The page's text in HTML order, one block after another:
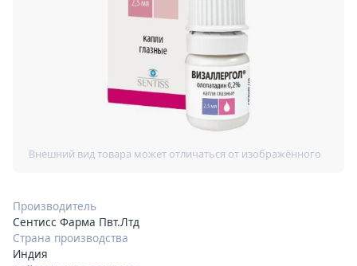
Производитель
Сентисс Фарма Пвт.Лтд
Страна производства
Индия